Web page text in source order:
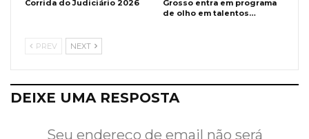
Corrida do Judiciário 2026
Grosso entra em programa
de olho em talentos…
PREV NEXT
DEIXE UMA RESPOSTA
Seu endereço de email não será